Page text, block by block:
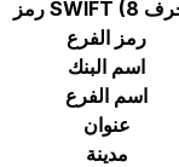
رمز الفرع
اسم البنك
اسم الفرع
عنوان
مدينة